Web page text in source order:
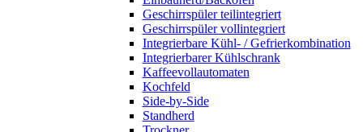
Geschirrspüler teilintegriert
Geschirrspüler vollintegriert
Integrierbare Kühl- / Gefrierkombination
Integrierbarer Kühlschrank
Kaffeevollautomaten
Kochfeld
Side-by-Side
Standherd